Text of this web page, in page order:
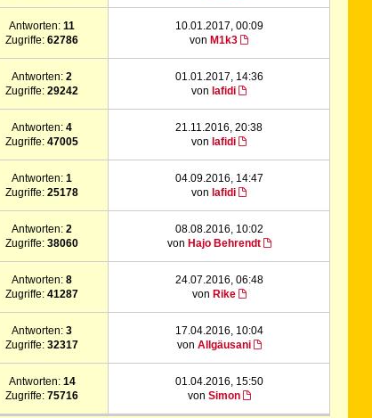
Antworten:11
Zugriffe:62786
10.01.2017, 00:09
von M1k3
Antworten:2
Zugriffe:29242
01.01.2017, 14:36
von lafidi
Antworten:4
Zugriffe:47005
21.11.2016, 20:38
von lafidi
Antworten:1
Zugriffe:25178
04.09.2016, 14:47
von lafidi
Antworten:2
Zugriffe:38060
08.08.2016, 10:02
von Hajo Behrendt
Antworten:8
Zugriffe:41287
24.07.2016, 06:48
von Rike
Antworten:3
Zugriffe:32317
17.04.2016, 10:04
von Allgäusani
Antworten: 14
Zugriffe:75716
01.04.2016, 15:50
von Simon